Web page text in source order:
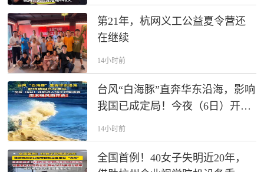
第21年，杭网义工公益夏令营还
在继续
14小时前
台风“白海豚”直奔华东沿海，影响
我国已成定局！今夜（6日）开始
进入48小时警戒线，周末强风雨
开启！
14小时前
全国首例！40女子失明近20年，